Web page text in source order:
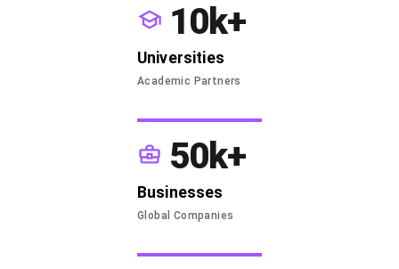
10k+
Universities
Academic Partners
50k+
Businesses
Global Companies